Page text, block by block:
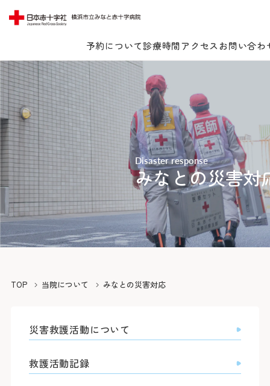
予約について診療時間アクセスお問い合わ
当院について
当院についてTOP
みなとの思い
フロア案内
広報誌（みんなのみなと）
受診案内
受診案内TOP
専門外来
外来担当医表・休診表
入院・面会のご案内
診療科・センター・部門
診療科
心臓血管外科
呼吸器内科
消化器内科
外科
医療関係者の方へ
医療連携TOP
救急患者さんのご紹介方法
採用情報
採用情報TOP
Disaster response
みなとの災害対
TOP 当院について みなとの災害対応
災害救護活動について
救護活動記録